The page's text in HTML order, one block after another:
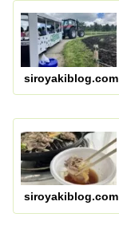
siroyakiblog.com
siroyakiblog.com